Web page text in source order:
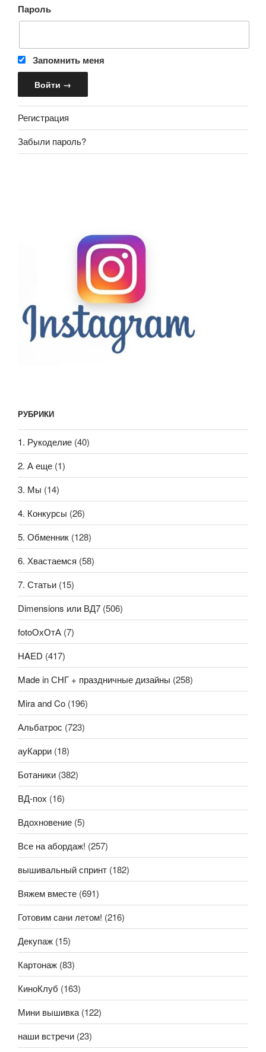
Пароль
Запомнить меня
Регистрация
Забыли пароль?
РУБРИКИ
1. Рукоделие (40)
2. А еще (1)
3. Мы (14)
4. Конкурсы (26)
5. Обменник (128)
6. Хвастаемся (58)
7. Статьи (15)
Dimensions или ВД7 (506)
fotoОхОтА (7)
HAED (417)
Made in СНГ + праздничные дизайны (258)
Mira and Co (196)
Альбатрос (723)
ауКарри (18)
Ботаники (382)
ВД-пох (16)
Вдохновение (5)
Все на абордаж! (257)
вышивальный спринт (182)
Вяжем вместе (691)
Готовим сани летом! (216)
Декупаж (15)
Картонаж (83)
КиноКлуб (163)
Мини вышивка (122)
наши встречи (23)